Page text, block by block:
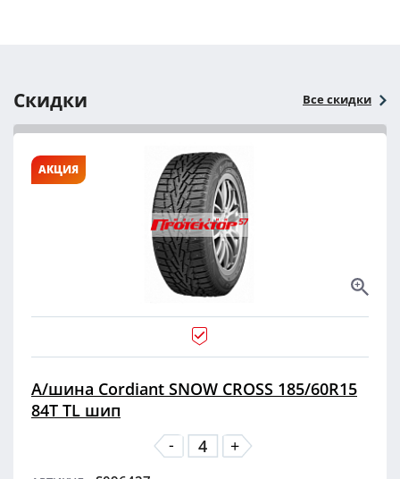
Скидки Все скидки
АКЦИЯ
А/шина Cordiant SNOW CROSS 185/60R15
84T TL шип
-
+